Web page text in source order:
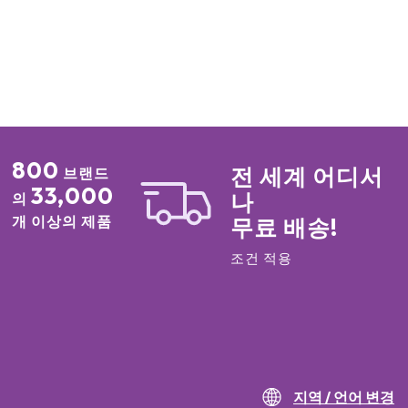
800 브랜드
의 33,000
개 이상의 제품
전 세계 어디서
나
무료 배송!
조건 적용
지역 / 언어 변경